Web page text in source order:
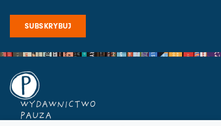
SUBSKRYBUJ
WYDAWNICTWO
PAUZA